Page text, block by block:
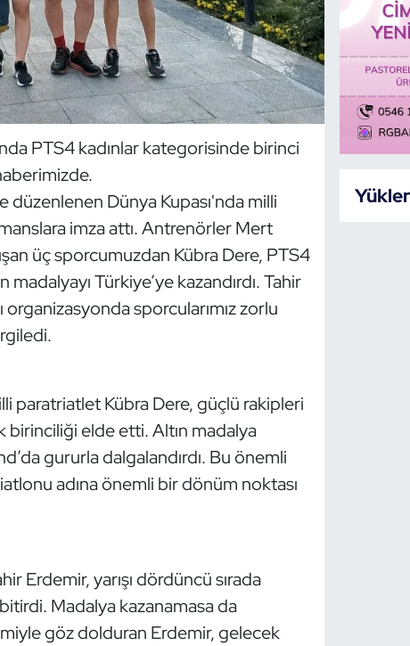
PTS4 kadınlar kategorisinde birinci
düzenlenen Dünya Kupası'nda milli
imza attı. Antrenörler Mert
üç sporcumuzdan Kübra Dere, PTS4
Türkiye’ye kazandırdı. Tahir
organizasyonda sporcularımız zorlu
paratriatlet Kübra Dere, güçlü rakipleri
birinciliği elde etti. Altın madalya
gururla dalgalandırdı. Bu önemli
adına önemli bir dönüm noktası
Erdemir, yarışı dördüncü sırada
Madalya kazanamasa da
göz dolduran Erdemir, gelecek